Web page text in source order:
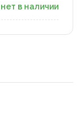
нет в наличии